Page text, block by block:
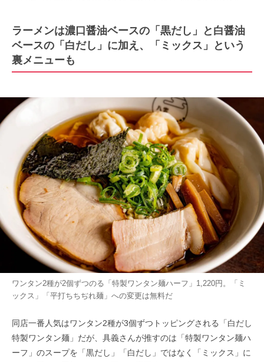
ラーメンは濃口醤油ベースの「黒だし」と白醤油
ベースの「白だし」に加え、「ミックス」という
裏メニューも
ワンタン2種が2個ずつのる「特製ワンタン麺ハーフ」1,220円。「ミ
ックス」「平打ちちぢれ麺」への変更は無料だ
同店一番人気はワンタン2種が3個ずつトッピングされる「白だし
特製ワンタン麺」だが、具義さんが推すのは「特製ワンタン麺ハ
ーフ」のスープを「黒だし」「白だし」ではなく「ミックス」に